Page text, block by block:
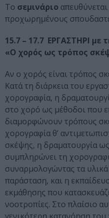
Το σεμινάριο
προχωρημένους
15.7 – 17.7 ΕΡΓΑΣΤΗΡΙ με
«Ο χορός ως τρόπος
Αν ο χορός είναι τρόπος
Κατά τη διάρκεια του
χορογραφία, η
στο χορό ως μέθοδοι που
διαμορφώνουν τρόπους
χορογραφία θ’
σκέψης, η δραματουργία
συμπληρώνει τη
συναρμολογώντας τα
παράσταση, και η
εκμάθησης που
νοοτροπίες. Στο πλαίσιο